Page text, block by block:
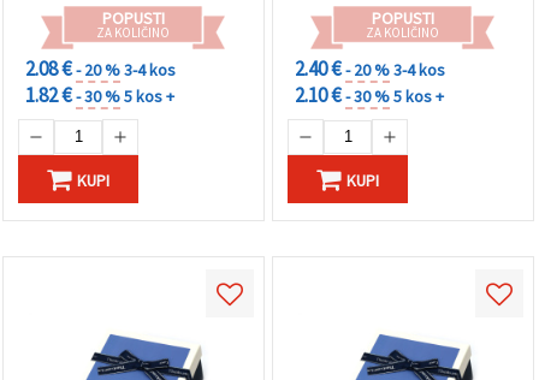
POPUSTI
ZA KOLIČINO
2.08 €- 20 %3-4 kos
1.82 €- 30 %5 kos +
KUPI
POPUSTI
ZA KOLIČINO
2.40 €- 20 %3-4 kos
2.10 €- 30 %5 kos +
KUPI